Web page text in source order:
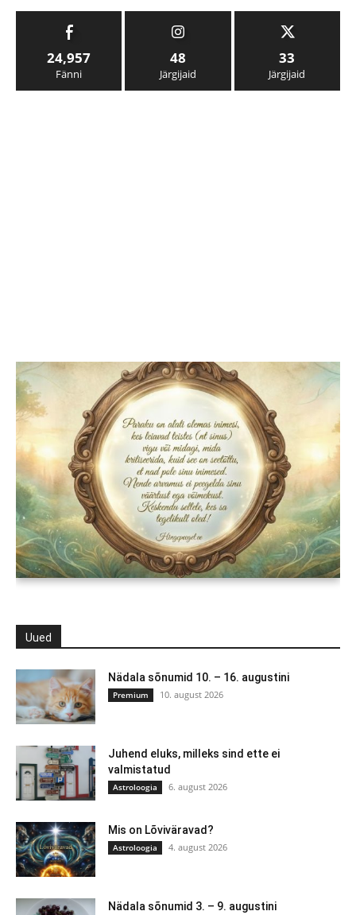
24,957
Fänni
48
Järgijaid
33
Järgijaid
Uued
Nädala sõnumid 10. – 16. augustini
Premium 10. august 2026
Juhend eluks, milleks sind ette ei
valmistatud
Astroloogia 6. august 2026
Mis on Lõviväravad?
Astroloogia 4. august 2026
Nädala sõnumid 3. – 9. augustini